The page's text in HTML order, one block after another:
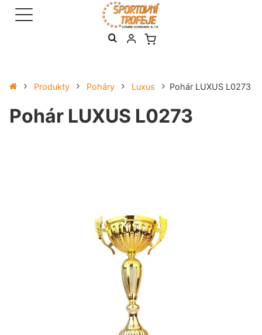
Produkty Poháry Luxus Pohár LUXUS L0273
Pohár LUXUS L0273